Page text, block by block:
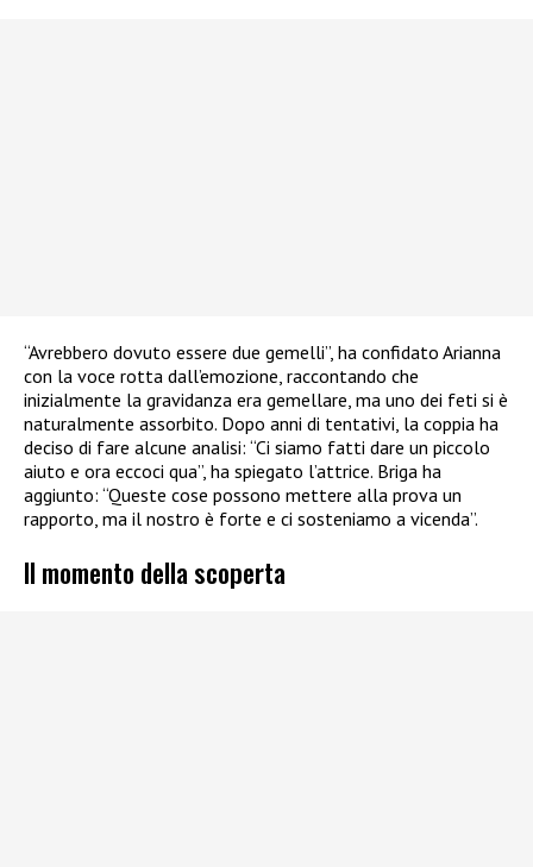
“Avrebbero dovuto essere due gemelli”, ha confidato Arianna
con la voce rotta dall’emozione, raccontando che
inizialmente la gravidanza era gemellare, ma uno dei feti si è
naturalmente assorbito. Dopo anni di tentativi, la coppia ha
deciso di fare alcune analisi: “Ci siamo fatti dare un piccolo
aiuto e ora eccoci qua”, ha spiegato l’attrice. Briga ha
aggiunto: “Queste cose possono mettere alla prova un
rapporto, ma il nostro è forte e ci sosteniamo a vicenda”.
Il momento della scoperta